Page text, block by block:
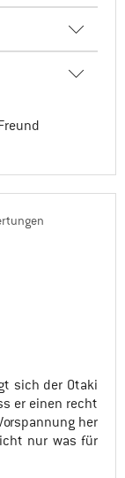
sich der Otaki
er einen recht
her
nur was für